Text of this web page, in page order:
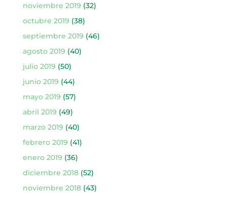
noviembre 2019 (32)
octubre 2019 (38)
septiembre 2019 (46)
agosto 2019 (40)
julio 2019 (50)
junio 2019 (44)
mayo 2019 (57)
abril 2019 (49)
marzo 2019 (40)
febrero 2019 (41)
enero 2019 (36)
diciembre 2018(52)
noviembre 2018(43)